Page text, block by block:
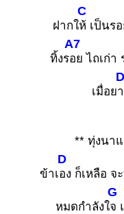
ฝากใ
C
ห้ เป็นร
ทิ้งร
A7
อย ไถเก่า
เมื่อย
D
** ทุ่งนา
ข้าเ
D
อง ก็เหลือ จ
หมดกำลังใ
G
จ